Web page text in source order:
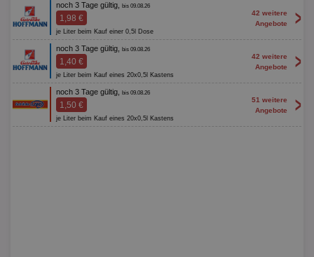
noch 3 Tage gültig, bis 09.08.26
1,98 €
je Liter beim Kauf einer 0,5l Dose
42 weitere
Angebote
>
noch 3 Tage gültig, bis 09.08.26
1,40 €
je Liter beim Kauf eines 20x0,5l Kastens
42 weitere
Angebote
>
noch 3 Tage gültig, bis 09.08.26
1,50 €
je Liter beim Kauf eines 20x0,5l Kastens
51 weitere
Angebote
>